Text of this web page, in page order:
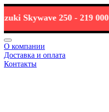
Skywave 250 -219 000 р 💰
О компании
Доставка и оплата
Контакты